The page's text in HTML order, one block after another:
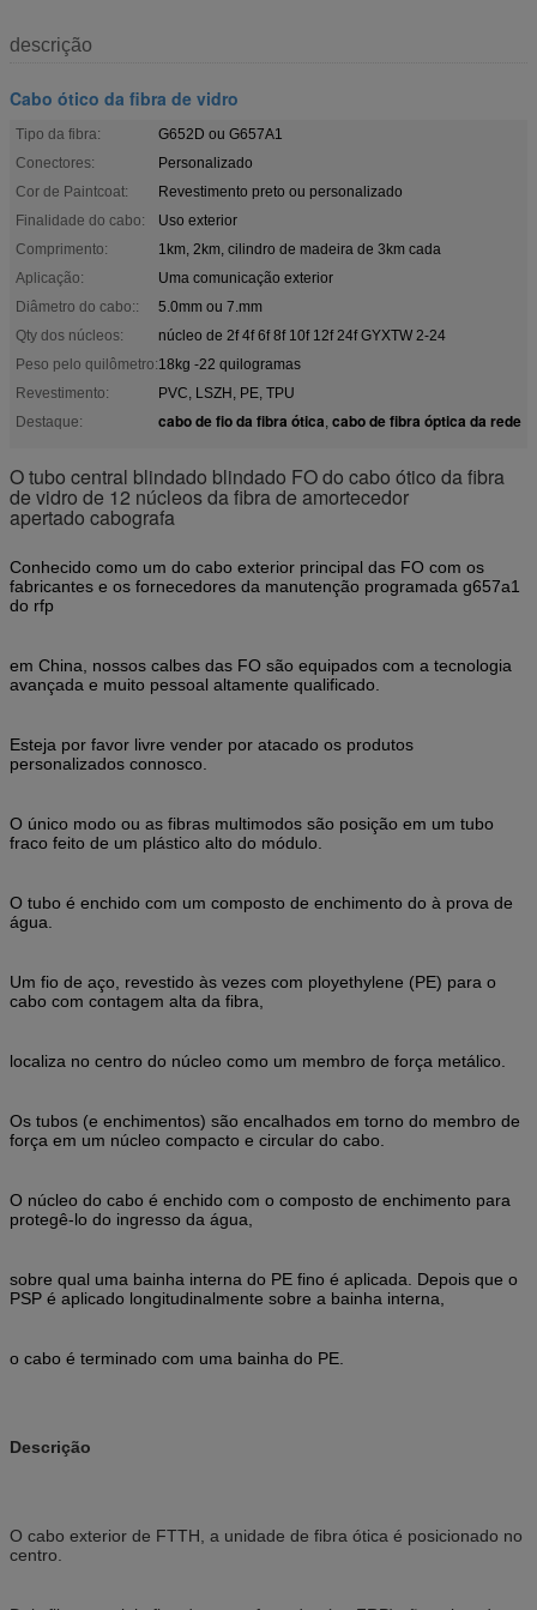
descrição
Cabo ótico da fibra de vidro
Tipo da fibra:
G652D ou G657A1
Conectores:
Personalizado
Cor de Paintcoat:
Revestimento preto ou personalizado
Finalidade do cabo:
Uso exterior
Comprimento:
1km, 2km, cilindro de madeira de 3km cada
Aplicação:
Uma comunicação exterior
Diâmetro do cabo::
5.0mm ou 7.mm
Qty dos núcleos:
núcleo de 2f 4f 6f 8f 10f 12f 24f GYXTW 2-24
Peso pelo quilômetro:18kg -22 quilogramas
Revestimento:
PVC, LSZH, PE, TPU
Destaque:
cabo de fio da fibra ótica, cabo de fibra óptica da rede
O tubo central blindado blindado FO do cabo ótico da fibra
de vidro de 12 núcleos da fibra de amortecedor
apertado cabografa
Conhecido como um do cabo exterior principal das FO com os
fabricantes e os fornecedores da manutenção programada g657a1
do rfp
em China, nossos calbes das FO são equipados com a tecnologia
avançada e muito pessoal altamente qualificado.
Esteja por favor livre vender por atacado os produtos
personalizados connosco.
O único modo ou as fibras multimodos são posição em um tubo
fraco feito de um plástico alto do módulo.
O tubo é enchido com um composto de enchimento do à prova de
água.
Um fio de aço, revestido às vezes com ployethylene (PE) para o
cabo com contagem alta da fibra,
localiza no centro do núcleo como um membro de força metálico.
Os tubos (e enchimentos) são encalhados em torno do membro de
força em um núcleo compacto e circular do cabo.
O núcleo do cabo é enchido com o composto de enchimento para
protegê-lo do ingresso da água,
sobre qual uma bainha interna do PE fino é aplicada. Depois que o
PSP é aplicado longitudinalmente sobre a bainha interna,
o cabo é terminado com uma bainha do PE.
Descrição
O cabo exterior de FTTH, a unidade de fibra ótica é posicionado no
centro.